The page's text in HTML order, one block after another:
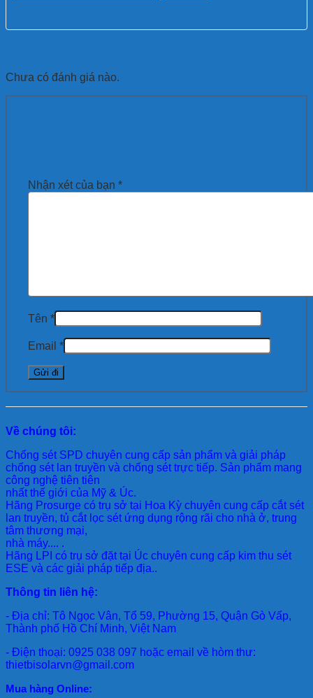
Chưa có đánh giá nào.
Nhận xét của bạn *
Tên *
Email *
Về chúng tôi:
Chống sét SPD chuyên cung cấp sản phẩm và giải pháp
chống sét lan truyền và chống sét trực tiếp. Sản phẩm mang
công nghệ tiên tiên
nhất thế giới của Mỹ & Úc.
Hãng Prosurge có trụ sở tại Hoa Kỳ chuyên cung cấp cắt sét
lan truyền, tủ cắt lọc sét ứng dụng rộng rãi cho nhà ở, trung
tâm thương mại,
nhà máy.... .
Hãng LPI có trụ sở đặt tại Úc chuyên cung cấp kim thu sét
ESE và các giải pháp tiếp địa..
Thông tin liên hệ:
- Địa chỉ: Tô Ngọc Vân, Tổ 59, Phường 15, Quận Gò Vấp,
Thành phố Hồ Chí Minh, Việt Nam
- Điện thoại: 0925 038 097 hoặc email về hòm thư:
thietbisolarvn@gmail.com
Mua hàng Online: